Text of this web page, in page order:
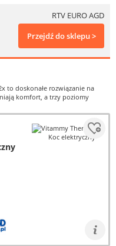
RTV EURO AGD
Przejdź do sklepu >
to doskonałe rozwiązanie na
komfort, a trzy poziomy